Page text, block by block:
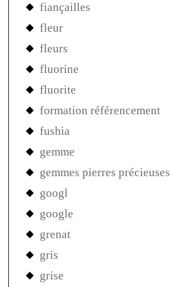
fiançailles
fleur
fleurs
fluorine
fluorite
formation référencement
fushia
gemme
gemmes pierres précieuses
googl
google
grenat
gris
grise